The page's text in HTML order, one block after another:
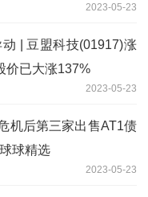
2023-05-23
| 豆盟科技(01917)涨
价已大涨137%
2023-05-23
机后第三家出售AT1债
球精选
2023-05-23